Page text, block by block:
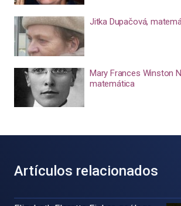
Jitka Dupačová,
Mary Frances Winston
matemática
Artículos relacionados